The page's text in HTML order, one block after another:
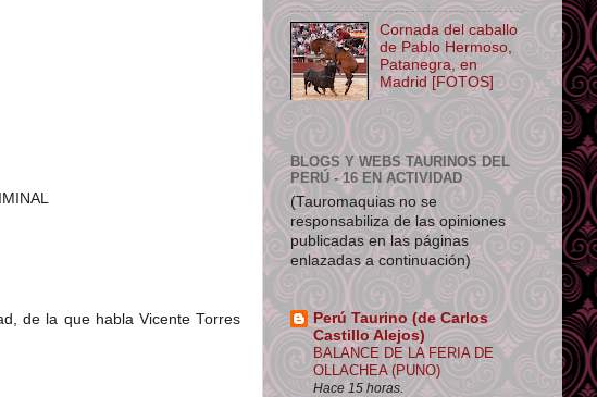
de la que habla Vicente Torres
Cornada del caballo
de Pablo Hermoso,
Patanegra, en
Madrid [FOTOS]
BLOGS Y WEBS TAURINOS DEL
PERÚ - 16 EN ACTIVIDAD
(Tauromaquias no se
responsabiliza de las opiniones
publicadas en las páginas
enlazadas a continuación)
Perú Taurino (de Carlos
Castillo Alejos)
BALANCE DE LA FERIA DE
OLLACHEA (PUNO)
Hace 15 horas.